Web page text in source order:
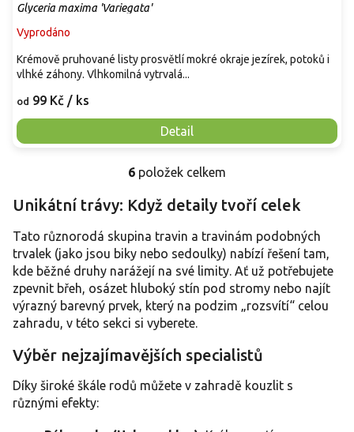
Glyceria maxima 'Variegata'
Vyprodáno
od 99 Kč / ks
Detail
Krémově pruhované listy prosvětlí mokré okraje jezírek, potoků i
vlhké záhony. Vlhkomilná vytrvalá...
O
l
d
a
c
í
p
r
v
y
ý
6 položek celkem
Unikátní trávy: Když detaily tvoří celek
Tato různorodá skupina travin a travinám podobných
trvalek (jako jsou biky nebo sedoulky) nabízí řešení tam,
kde běžné druhy narážejí na své limity. Ať už potřebujete
zpevnit břeh, osázet hluboký stín pod stromy nebo najít
výrazný barevný prvek, který na podzim „rozsvítí“ celou
zahradu, v této sekci si vyberete.
Výběr nejzajímavějších specialistů
Díky široké škále rodů můžete v zahradě kouzlit s
různými efekty: